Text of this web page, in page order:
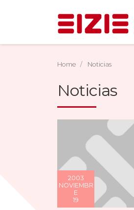
Home Noticias
Noticias
2003
NOVIEMBR
E
19